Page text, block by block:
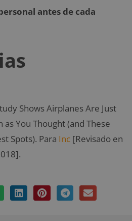
antes de cada
Shows Airplanes Are Just
as You Thought (and These
Spots). Para Inc [Revisado en